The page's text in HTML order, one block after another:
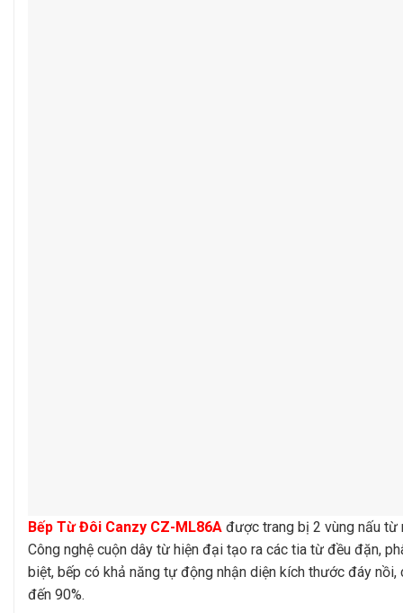
Bếp Từ Đôi Canzy CZ-ML86A được trang bị 2 vùng nấu từ
Công nghệ cuộn dây từ hiện đại tạo ra các tia từ đều đặn,
biệt, bếp có khả năng tự động nhận diện kích thước đáy
đến 90%.